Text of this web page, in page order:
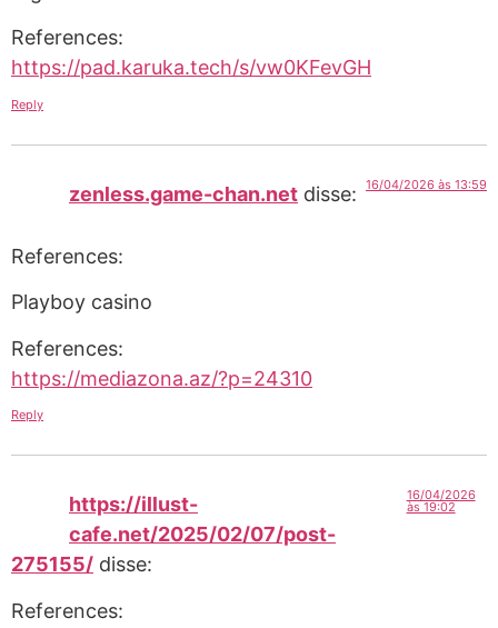
References:
https://pad.karuka.tech/s/vw0KFevGH
Reply
zenless.game-chan.net disse: 16/04/2026 às 13:59
References:
Playboy casino
References:
https://mediazona.az/?p=24310
Reply
https://illust-
cafe.net/2025/02/07/post-
275155/ disse:
16/04/2026
às 19:02
References: